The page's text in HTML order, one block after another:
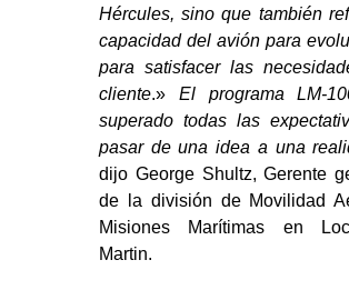
Hércules, sino que también
capacidad del avión para
para satisfacer las
cliente.» El programa LM-
superado todas las
pasar de una idea a una
dijo George Shultz, Gerente
de la división de Movilidad
Misiones Marítimas en
Martin.